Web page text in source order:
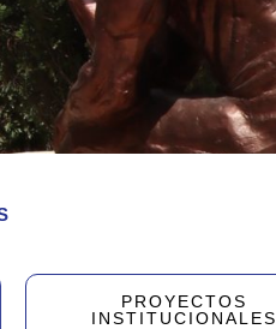
PROYECTOS
INSTITUCIONALES